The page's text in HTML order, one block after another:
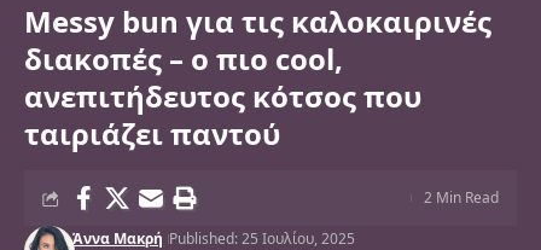
Messy bun για τις καλοκαιρινές
διακοπές – ο πιο cool,
ανεπιτήδευτος κότσος που
ταιριάζει παντού
Άννα Μακρή Published: 25 Ιουλίου, 2025
2 Min Read